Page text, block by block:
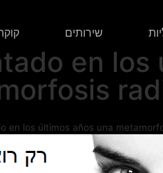
שירותים
en los
en los últimos años una